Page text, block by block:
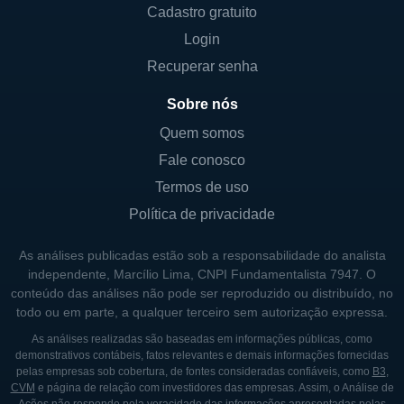
nas pesquisas e para a troca de
conhecimento, permitindo que a empresa
enriquecesse seus produtos e tecnologias
A empresa busca não apenas a expansão de
suas operações, mas também a colaboração
formando alianças que podem ser benéficas
para a inovação e aceleração de seus
projetos. Essa estratégia é uma parte
integral de sua missão de trazer soluções
terapêuticas para o tratamento de doenças
que afetam milhões de pessoas em todo o
mundo.
Cadastro gratuito
Login
Recuperar senha
Sobre nós
Quem somos
Fale conosco
Termos de uso
Política de privacidade
As análises publicadas estão sob a responsabilidade do analista
independente, Marcílio Lima, CNPI Fundamentalista 7947. O
conteúdo das análises não pode ser reproduzido ou distribuído, no
todo ou em parte, a qualquer terceiro sem autorização expressa.
As análises realizadas são baseadas em informações públicas, como
demonstrativos contábeis, fatos relevantes e demais informações fornecidas
pelas empresas sob cobertura, de fontes consideradas confiáveis, como B3,
CVM e página de relação com investidores das empresas. Assim, o Análise de